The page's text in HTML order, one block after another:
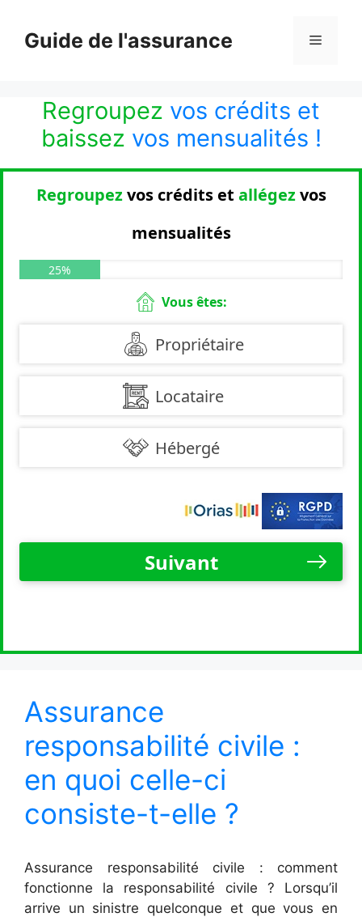
contenuGuide de l'assurance Menu
Assurance
responsabilité civile :
en quoi celle-ci
consiste-t-elle ?
Assurance responsabilité civile : comment
fonctionne la responsabilité civile ? Lorsqu’il
arrive un sinistre quelconque et que vous en
Regroupez vos crédits et
baissez vos mensualités !